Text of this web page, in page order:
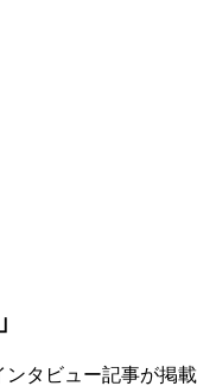
タビュー記事が掲載